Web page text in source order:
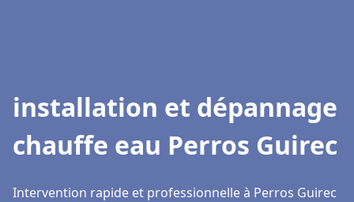
installation et dépannage
chauffe eau Perros Guirec
Intervention rapide et professionnelle à Perros Guirec